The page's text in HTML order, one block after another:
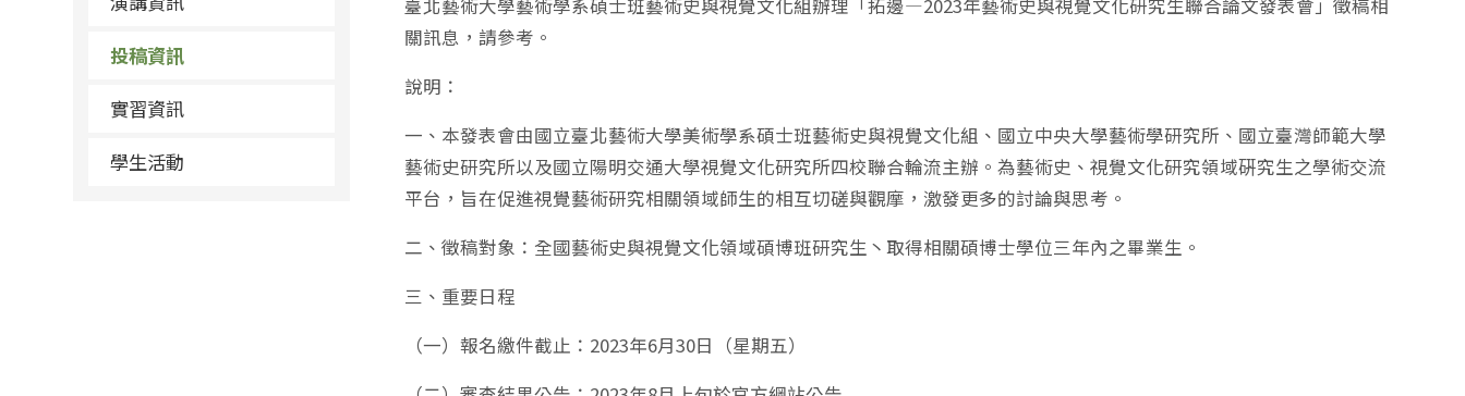
投稿資訊
實習資訊
學生活動
臺北藝術大學藝術學系碩士班藝術史與視覺文化組辦理「拓邊—2023年藝術史與視覺文化研究生聯合論文發表會」徵稿相
關訊息，請參考。
說明：
一、本發表會由國立臺北藝術大學美術學系碩士班藝術史與視覺文化組、國立中央大學藝術學研究所、國立臺灣師範大學
藝術史研究所以及國立陽明交通大學視覺文化研究所四校聯合輪流主辦。為藝術史、視覺文化研究領域硏究生之學術交流
平台，旨在促進視覺藝術研究相關領域師生的相互切磋與觀摩，激發更多的討論與思考。
二、徵稿對象：全國藝術史與視覺文化領域碩博班研究生丶取得相關碩博士學位三年內之畢業生。
三、重要日程
（一）報名繳件截止：2023年6月30日（星期五）